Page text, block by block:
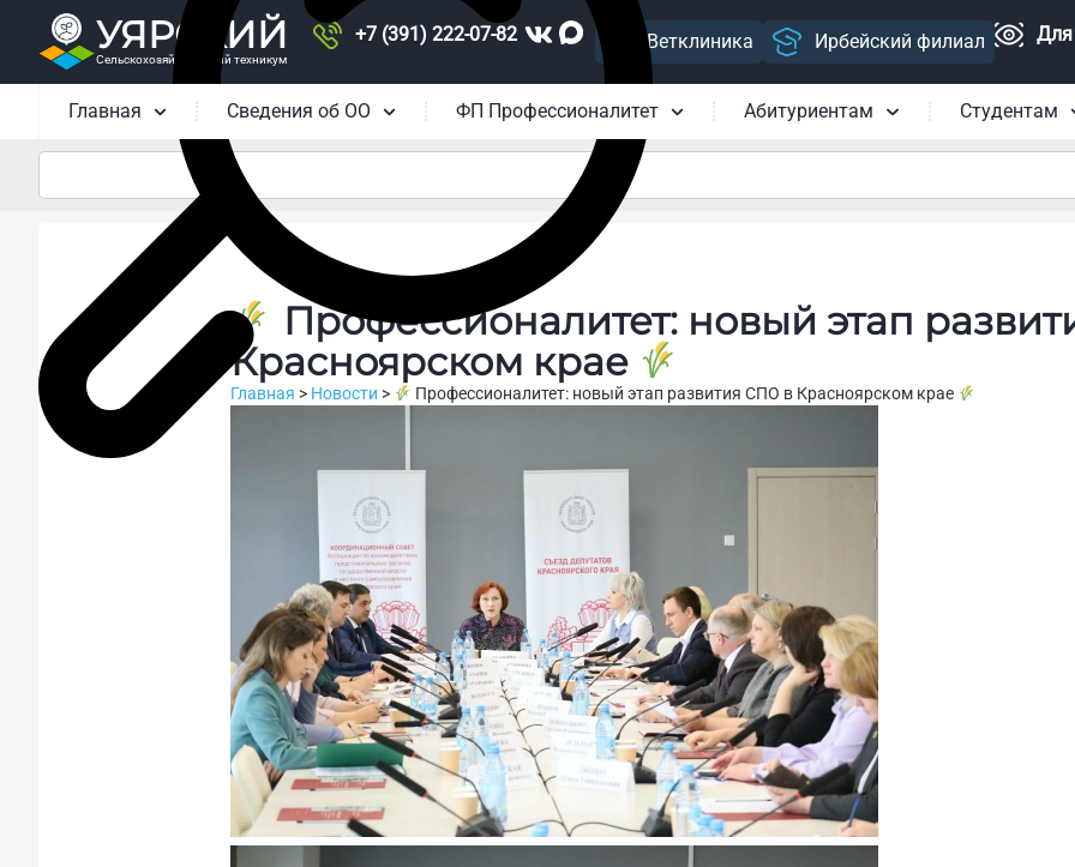
УЯРСКИЙ
Сельскохозяйственный техникум
+7 (391) 222-07-82 Ветклиника Ирбейский филиал Для
Главная Сведения об ОО ФП Профессионалитет Абитуриентам Студентам
Профессионалитет: новый этап
Красноярском крае
Главная > Новости > Профессионалитет: новый этап развития СПО в Красноярском крае